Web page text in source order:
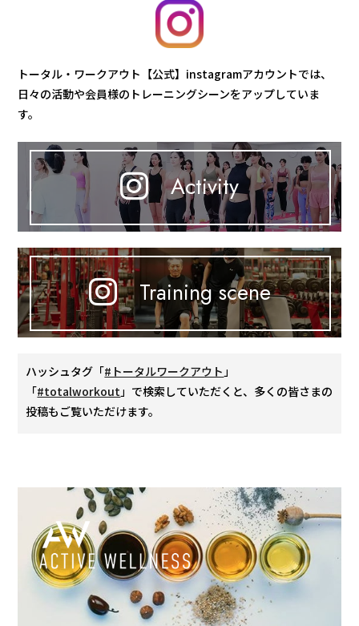
トータル・ワークアウト【公式】instagramアカウントでは、
日々の活動や会員様のトレーニングシーンをアップしていま
す。
Activity
Training scene
ハッシュタグ「#トータルワークアウト」
「#totalworkout」で検索していただくと、多くの皆さまの
投稿もご覧いただけます。